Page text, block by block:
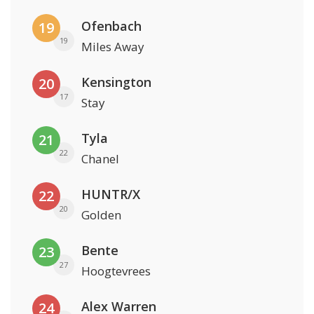
19
19
Ofenbach
Miles Away
20
17
Kensington
Stay
21
22
Tyla
Chanel
22
20
HUNTR/X
Golden
23
27
Bente
Hoogtevrees
24 Alex Warren